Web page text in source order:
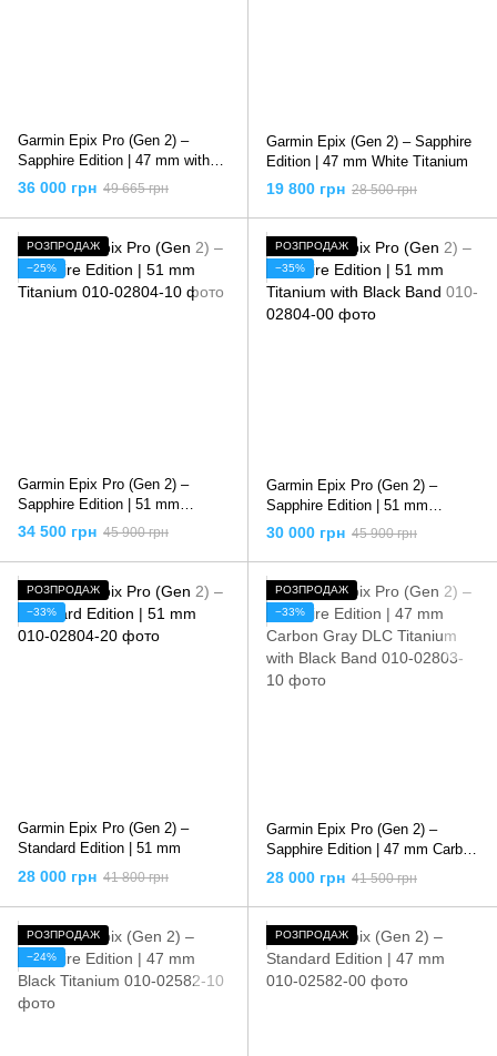
Garmin Epix Pro (Gen 2) –
Sapphire Edition | 47 mm with
Black Leather Band
36 000 грн 49 665 грн
Garmin Epix (Gen 2) – Sapphire
Edition | 47 mm White Titanium
19 800 грн 28 500 грн
РОЗПРОДАЖ
−25%
Garmin Epix Pro (Gen 2) –
Sapphire Edition | 51 mm
Titanium
34 500 грн 45 900 грн
РОЗПРОДАЖ
−35%
Garmin Epix Pro (Gen 2) –
Sapphire Edition | 51 mm
Titanium with Black Band
30 000 грн 45 900 грн
РОЗПРОДАЖ
−33%
Garmin Epix Pro (Gen 2) –
Standard Edition | 51 mm
28 000 грн 41 800 грн
РОЗПРОДАЖ
−33%
Garmin Epix Pro (Gen 2) –
Sapphire Edition | 47 mm Carbon
Gray DLC Titanium with Black
28 000 грн 41 500 грн
РОЗПРОДАЖ
−24%
РОЗПРОДАЖ